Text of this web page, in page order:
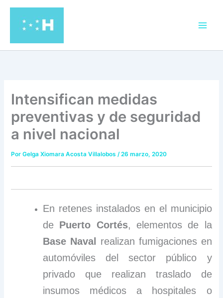
contenido
Intensifican medidas
preventivas y de seguridad
a nivel nacional
PorGelga Xiomara Acosta Villalobos/26 marzo, 2020
En retenes instalados en el municipio
de Puerto Cortés, elementos de la
Base Naval
realizan fumigaciones en
automóviles del sector público y
privado que realizan traslado de
insumos médicos a hospitales o